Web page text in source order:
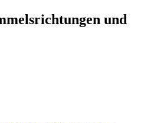
und